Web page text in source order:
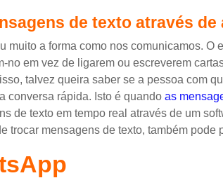
de texto através
muito a forma como nos comunicamos.
no em vez de ligarem ou escreverem
talvez queira saber se a pessoa com
conversa rápida. Isto é quando as
de texto em tempo real através de um
trocar mensagens de texto, também